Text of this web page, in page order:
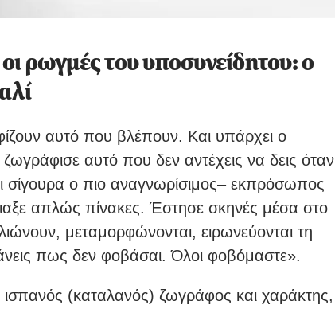
ρωγμές του υποσυνείδητου: ο
αυτό που βλέπουν. Και υπάρχει ο
αυτό που δεν αντέχεις να δεις όταν
σίγουρα ο πιο αναγνωρίσιμος– εκπρόσωπος
απλώς πίνακες. Έστησε σκηνές μέσα στο
μεταμορφώνονται, ειρωνεύονται τη
πως δεν φοβάσαι. Όλοι φοβόμαστε».
(καταλανός) ζωγράφος και χαράκτης,